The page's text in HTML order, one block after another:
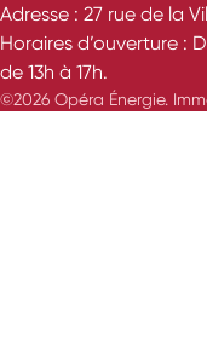
Adresse : 27 rue de la
Horaires d’ouverture :
de 13h à 17h.
©2026 Opéra Énergie.